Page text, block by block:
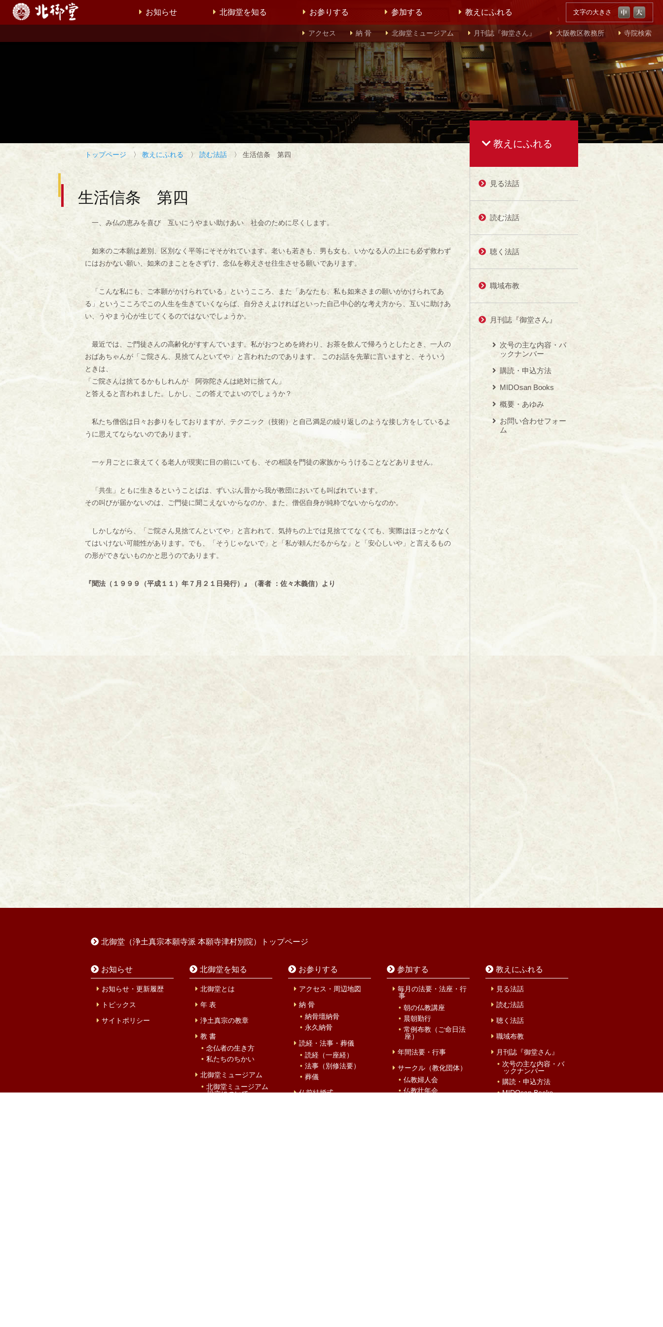
文字の大きさ
お知らせ 北御堂を知る お参りする 参加する 教えにふれる
アクセス 納 骨 北御堂ミュージアム 月刊誌『御堂さん』 大阪教区教務所 寺院検索
トップページ 〉 教えにふれる 〉 読む法話 〉 生活信条 第四
生活信条 第四
一、み仏の恵みを喜び 互いにうやまい助けあい 社会のために尽くします。
如来のご本願は差別、区別なく平等にそそがれています。老いも若きも、男も女も、いかなる人の上にも必ず救わず
にはおかない願い、如来のまことをさずけ、念仏を称えさせ往生させる願いであります。
「こんな私にも、ご本願がかけられている」というこころ、また「あなたも、私も如来さまの願いがかけられてあ
る」というこころでこの人生を生きていくならば、自分さえよければといった自己中心的な考え方から、互いに助けあ
い、うやまう心が生じてくるのではないでしょうか。
最近では、ご門徒さんの高齢化がすすんでいます。私がおつとめを終わり、お茶を飲んで帰ろうとしたとき、一人の
おばあちゃんが「ご院さん、見捨てんといてや」と言われたのであります。 このお話を先輩に言いますと、そういう
ときは、
「ご院さんは捨てるかもしれんが 阿弥陀さんは絶対に捨てん」
と答えると言われました。しかし、この答えでよいのでしょうか？
私たち僧侶は日々お参りをしておりますが、テクニック（技術）と自己満足の繰り返しのような接し方をしているよ
うに思えてならないのであります。
一ヶ月ごとに衰えてくる老人が現実に目の前にいても、その相談を門徒の家族からうけることなどありません。
「共生」ともに生きるということばは、ずいぶん昔から我が教団においても叫ばれています。
その叫びが届かないのは、ご門徒に聞こえないからなのか、また、僧侶自身が純粋でないからなのか。
しかしながら、「ご院さん見捨てんといてや」と言われて、気持ちの上では見捨ててなくても、実際はほっとかなく
てはいけない可能性があります。でも、「そうじゃないで」と「私が頼んだるからな」と「安心しいや」と言えるもの
の形ができないものかと思うのであります。
『聞法（１９９９（平成１１）年７月２１日発行）』（著者 ：佐々木義信）より
教えにふれる
見る法話
読む法話
聴く法話
職域布教
月刊誌『御堂さん』
次号の主な内容・バ
ックナンバー
購読・申込方法
MIDOsan Books
概要・あゆみ
お問い合わせフォー
ム
北御堂（浄土真宗本願寺派 本願寺津村別院）トップページ
お知らせ
お知らせ・更新履歴
トピックス
サイトポリシー
北御堂を知る
北御堂とは
年 表
浄土真宗の教章
教 書
念仏者の生き方
私たちのちかい
北御堂ミュージアム
北御堂ミュージアム
設立について
お参りする
アクセス・周辺地図
納 骨
納骨壇納骨
永久納骨
読経・法事・葬儀
読経（一座経）
法事（別修法要）
葬儀
仏前結婚式
参加する
毎月の法要・法座・行
事
朝の仏教講座
晨朝勤行
常例布教（ご命日法
座）
年間法要・行事
サークル（教化団体）
仏教婦人会
仏教壮年会
教えにふれる
見る法話
読む法話
聴く法話
職域布教
月刊誌『御堂さん』
次号の主な内容・バ
ックナンバー
購読・申込方法
MIDOsan Books